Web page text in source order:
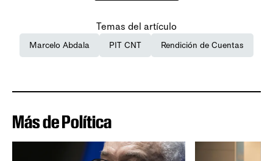
Temas del artículo
Marcelo Abdala PIT CNT Rendición de Cuentas
Más de Política